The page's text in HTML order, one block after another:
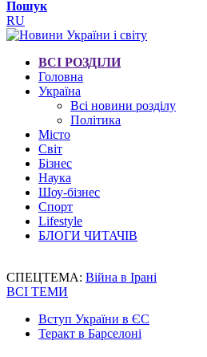
Пошук
RU
ВСІ РОЗДІЛИ
Головна
Україна
Всі новини розділу
Політика
Місто
Світ
Бізнес
Наука
Шоу-бізнес
Спорт
Lifestyle
БЛОГИ ЧИТАЧІВ
СПЕЦТЕМА: Війна в Ірані
ВСІ ТЕМИ
Вступ України в ЄС
Теракт в Барселоні